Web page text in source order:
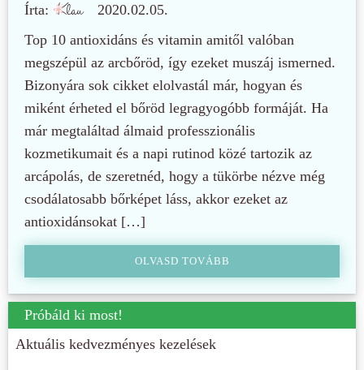
Írta:
2020.02.05.
Top 10 antioxidáns és vitamin amitől valóban
megszépül az arcbőröd, így ezeket muszáj ismerned.
Bizonyára sok cikket elolvastál már, hogyan és
miként érheted el bőröd legragyogóbb formáját. Ha
már megtaláltad álmaid professzionális
kozmetikumait és a napi rutinod közé tartozik az
arcápolás, de szeretnéd, hogy a tükörbe nézve még
csodálatosabb bőrképet láss, akkor ezeket az
antioxidánsokat […]
OLVASD TOVÁBB
Próbáld ki most!
Aktuális kedvezményes kezelések